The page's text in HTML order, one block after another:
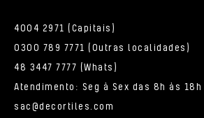
4004 2971 (Capitais)
0300 789 7771 (Outras localidades)
48 3447 7777 (Whats)
Atendimento: Seg à Sex das 8h às 18h
sac@decortiles.com